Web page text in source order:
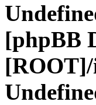
[phpBB